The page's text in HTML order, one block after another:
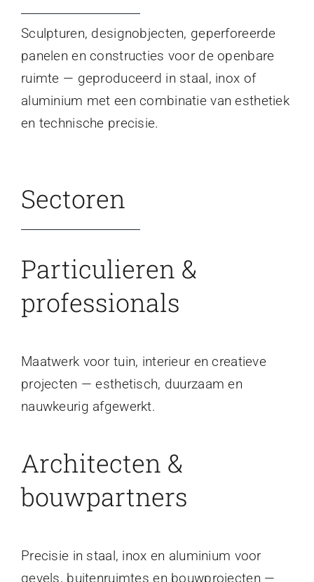
Sculpturen, designobjecten, geperforeerde
panelen en constructies voor de openbare
ruimte — geproduceerd in staal, inox of
aluminium met een combinatie van esthetiek
en technische precisie.
Sectoren
Particulieren &
professionals
Maatwerk voor tuin, interieur en creatieve
projecten — esthetisch, duurzaam en
nauwkeurig afgewerkt.
Architecten &
bouwpartners
Precisie in staal, inox en aluminium voor
gevels, buitenruimtes en bouwprojecten —